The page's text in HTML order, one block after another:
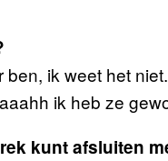
ben, ik weet het
ik heb ze
kunt afsluiten